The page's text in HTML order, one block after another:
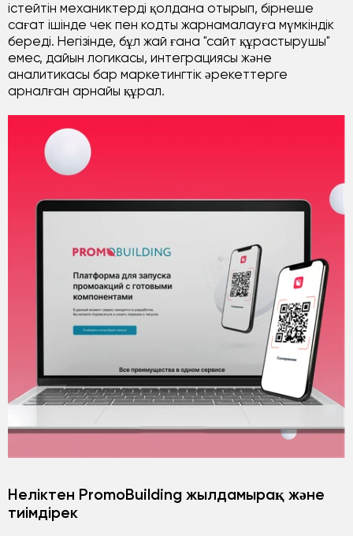
істейтін механиктерді қолдана отырып, бірнеше
сағат ішінде чек пен кодты жарнамалауға мүмкіндік
береді. Негізінде, бұл жай ғана "сайт құрастырушы"
емес, дайын логикасы, интеграциясы және
аналитикасы бар маркетингтік әрекеттерге
арналған арнайы құрал.
Неліктен PromoBuilding жылдамырақ және
тиімдірек